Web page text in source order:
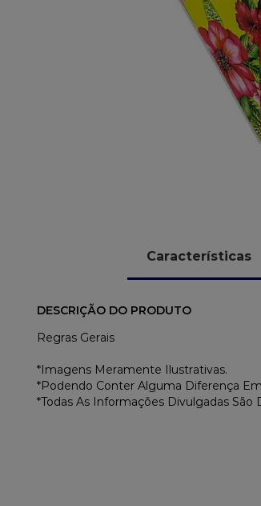
Características
DESCRIÇÃO DO PRODUTO
Regras Gerais
*Imagens Meramente Ilustrativas.
*Podendo Conter Alguma Diferença
*Todas As Informações Divulgadas